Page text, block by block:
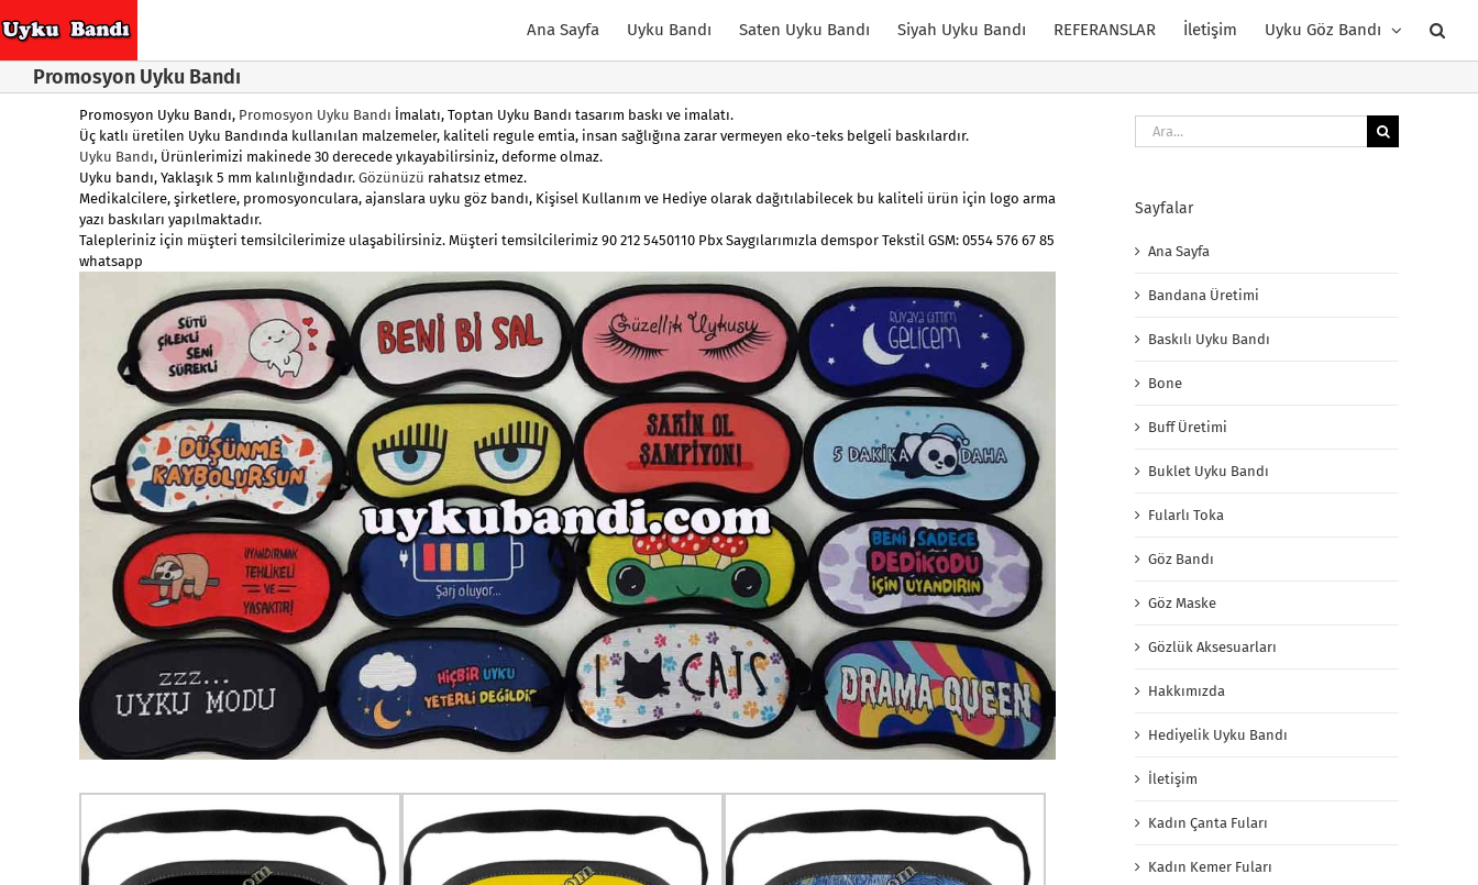
to
Ana Sayfa Uyku Bandı Saten Uyku Bandı Siyah Uyku Bandı REFERANSLAR İletişim Uyku Göz Bandı
Promosyon Uyku Bandı
Promosyon Uyku Bandı, Promosyon Uyku Bandı İmalatı, Toptan Uyku Bandı tasarım baskı ve imalatı.
Üç katlı üretilen Uyku Bandında kullanılan malzemeler, kaliteli regule emtia, insan sağlığına zarar vermeyen eko-teks belgeli baskılardır.
Uyku Bandı, Ürünlerimizi makinede 30 derecede yıkayabilirsiniz, deforme olmaz.
Uyku bandı, Yaklaşık 5 mm kalınlığındadır. Gözünüzü rahatsız etmez.
Medikalcilere, şirketlere, promosyonculara, ajanslara uyku göz bandı, Kişisel Kullanım ve Hediye olarak dağıtılabilecek bu kaliteli ürün için logo arma
yazı baskıları yapılmaktadır.
Talepleriniz için müşteri temsilcilerimize ulaşabilirsiniz. Müşteri temsilcilerimiz 90 212 5450110 Pbx Saygılarımızla demspor Tekstil GSM: 0554 576 67 85
whatsapp
Ara:
Sayfalar
Ana Sayfa
Bandana Üretimi
Baskılı Uyku Bandı
Bone
Buff Üretimi
Buklet Uyku Bandı
Fularlı Toka
Göz Bandı
Göz Maske
Gözlük Aksesuarları
Hakkımızda
Hediyelik Uyku Bandı
İletişim
Kadın Çanta Fuları
Kadın Kemer Fuları